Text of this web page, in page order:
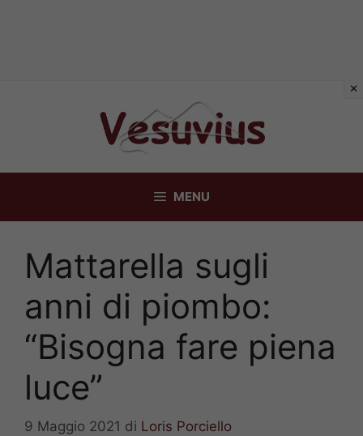
MENU
Mattarella sugli
anni di piombo:
“Bisogna fare piena
luce”
9 Maggio 2021 di Loris Porciello